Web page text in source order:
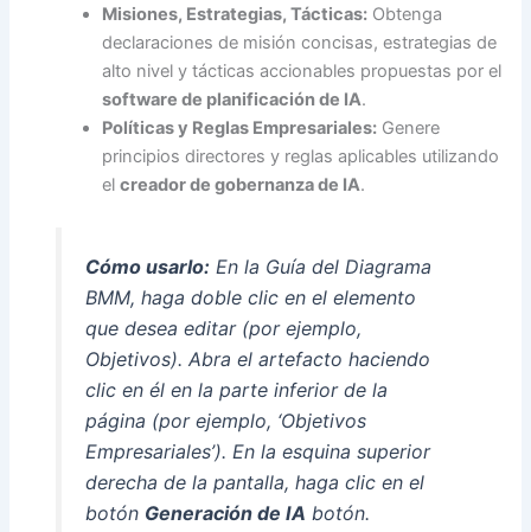
Misiones, Estrategias, Tácticas: Obtenga
declaraciones de misión concisas, estrategias de
alto nivel y tácticas accionables propuestas por el
software de planificación de IA.
Políticas y Reglas Empresariales: Genere
principios directores y reglas aplicables utilizando
elcreador de gobernanza de IA.
Cómo usarlo:En la Guía del Diagrama
BMM, haga doble clic en el elemento
que desea editar (por ejemplo,
Objetivos). Abra el artefacto haciendo
clic en él en la parte inferior de la
página (por ejemplo, ‘Objetivos
Empresariales’). En la esquina superior
derecha de la pantalla, haga clic en el
botón Generación de IA botón.